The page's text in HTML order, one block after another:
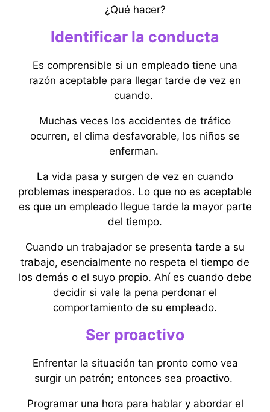
¿Qué hacer?
Identificar la conducta
Es comprensible si un empleado tiene una
razón aceptable para llegar tarde de vez en
cuando.
Muchas veces los accidentes de tráfico
ocurren, el clima desfavorable, los niños se
enferman.
La vida pasa y surgen de vez en cuando
problemas inesperados. Lo que no es aceptable
es que un empleado llegue tarde la mayor parte
del tiempo.
Cuando un trabajador se presenta tarde a su
trabajo, esencialmente no respeta el tiempo de
los demás o el suyo propio. Ahí es cuando debe
decidir si vale la pena perdonar el
comportamiento de su empleado.
Ser proactivo
Enfrentar la situación tan pronto como vea
surgir un patrón; entonces sea proactivo.
Programar una hora para hablar y abordar el